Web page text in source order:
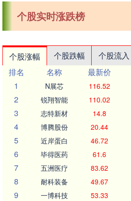
个股实时涨跌榜
个股涨幅 个股跌幅 个股流入
排名
名称 最新价
1
N展芯 116.52
2 锐翔智能 110.02
3 志特新材 14.8
4 博腾股份 20.44
5 近岸蛋白 46.72
6 毕得医药 61.6
7 五洲医疗 83.62
8 耐科装备 49.67
9 一博科技 53.33